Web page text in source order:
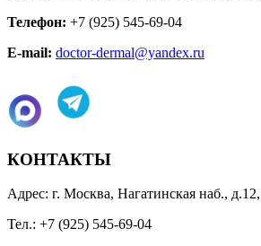
Телефон: +7 (925) 545-69-04
E-mail: doctor-dermal@yandex.ru
КОНТАКТЫ
Адрес: г. Москва, Нагатинская наб., д.12,
Тел.: +7 (925) 545-69-04